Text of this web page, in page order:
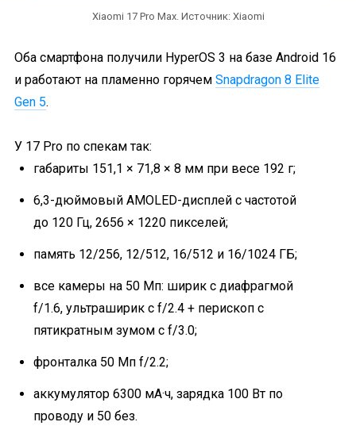
Xiaomi 17 Pro Max. Источник: Xiaomi
Оба смартфона получили HyperOS 3 на базе Android 16
и работают на пламенно горячем Snapdragon 8 Elite
Gen 5.
У 17 Pro по спекам так:
габариты 151,1 × 71,8 × 8 мм при весе 192 г;
6,3-дюймовый AMOLED-дисплей с частотой
до 120 Гц, 2656 × 1220 пикселей;
память 12/256, 12/512, 16/512 и 16/1024 ГБ;
все камеры на 50 Мп: ширик с диафрагмой
f/1.6, ультраширик с f/2.4 + перископ с
пятикратным зумом с f/3.0;
фронталка 50 Мп f/2.2;
аккумулятор 6300 мА·ч, зарядка 100 Вт по
проводу и 50 без.